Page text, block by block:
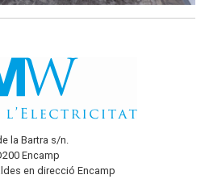
la Bartra s/n.
Encamp
en direcció Encamp